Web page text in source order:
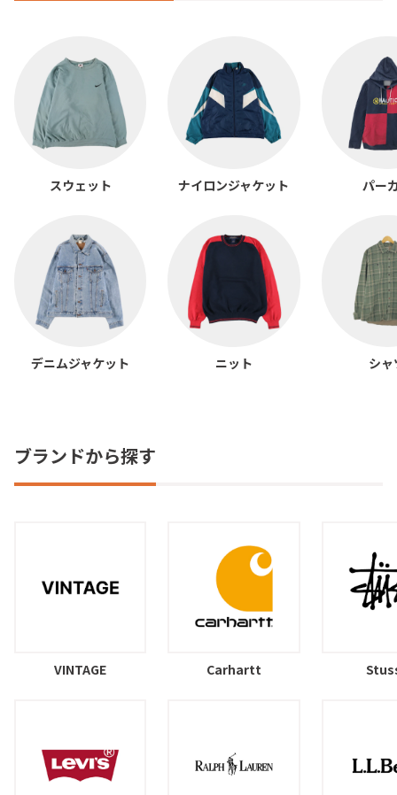
スウェット ナイロンジャケット パー
デニムジャケット ニット シャ
ブランドから探す
VINTAGE Carhartt